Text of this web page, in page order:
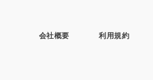
会社概要 利用規約